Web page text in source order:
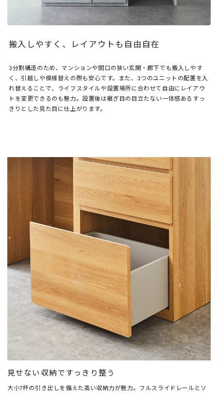
搬入しやすく、レイアウトも自由自在
3分割構造のため、マンションや間口の狭い玄関・廊下でも搬入しやす
く、引越しや模様替えの際も安心です。また、3つのユニットの配置を入
れ替えることで、ライフスタイルや設置場所に合わせて自由にレイアウ
トを変更できるのも魅力。設置後は継ぎ目の目立たない一体感あるすっ
きりとした見た目に仕上がります。
見せない収納ですっきり整う
大小7杯の引き出しを備えた高い収納力が魅力。フルスライドレールとソ